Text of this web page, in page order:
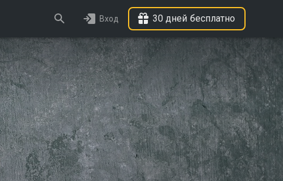
Вход 30 дней бесплатно